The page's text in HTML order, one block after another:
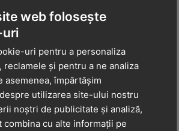
subțire, flexibilă și atent calibrată
naturală a mersului fără
confecționată din piele nappa
— moale și plăcută la atingere
cu tehnologia Geox Respira™, care
excelentă și previne acumularea
web folosește
uri
uri pentru a personaliza
reclamele și pentru a ne analiza
asemenea, împărtășim
utilizarea site-ului nostru
noștri de publicitate și analiză,
combina cu alte informații pe